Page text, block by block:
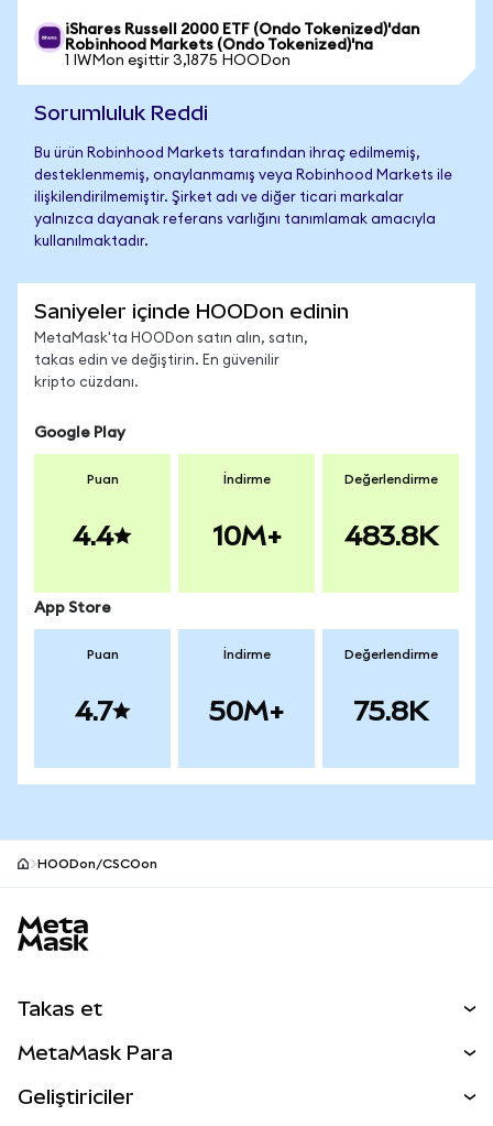
iShares Russell 2000 ETF (Ondo Tokenized)'dan
Robinhood Markets (Ondo Tokenized)'na
1 IWMon eşittir 3,1875 HOODon
Sorumluluk Reddi
Bu ürün Robinhood Markets tarafından ihraç edilmemiş,
desteklenmemiş, onaylanmamış veya Robinhood Markets ile
ilişkilendirilmemiştir. Şirket adı ve diğer ticari markalar
yalnızca dayanak referans varlığını tanımlamak amacıyla
kullanılmaktadır.
Saniyeler içinde HOODon edinin
MetaMask'ta HOODon satın alın, satın,
takas edin ve değiştirin. En güvenilir
kripto cüzdanı.
Google Play
Puan
4.4
İndirme
10M+
Değerlendirme
483.8K
App Store
Puan
4.7
İndirme
50M+
Değerlendirme
75.8K
HOODon/CSCOon
Takas et
Perps
MetaMask Para
Geliştiriciler